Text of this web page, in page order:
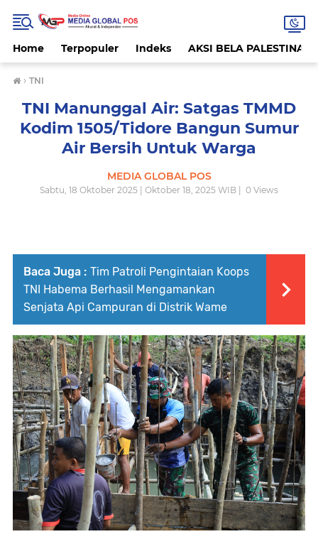
Home Terpopuler Indeks AKSI BELA PALESTINA
› TNI
TNI Manunggal Air: Satgas TMMD
Kodim 1505/Tidore Bangun Sumur
Air Bersih Untuk Warga
MEDIA GLOBAL POS
Sabtu, 18 Oktober 2025 | Oktober 18, 2025 WIB | 0 Views
Baca Juga : Tim Patroli Pengintaian Koops
TNI Habema Berhasil Mengamankan
Senjata Api Campuran di Distrik Wame